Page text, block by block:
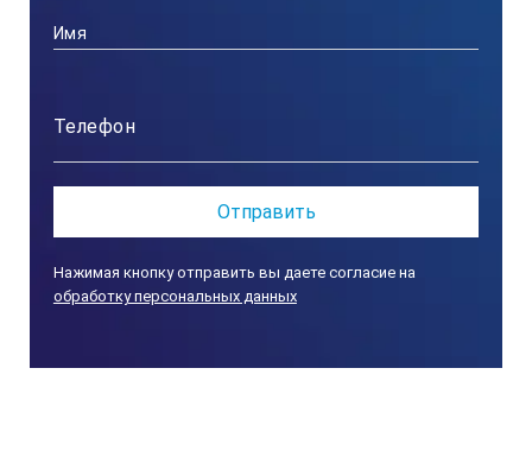
Нажимая кнопку отправить вы даете согласие на
обработку персональных данных